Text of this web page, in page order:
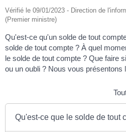
Vérifié le 09/01/2023 - Direction de
(Premier ministre)
Qu'est-ce qu'un solde de tout
solde de tout compte ? À quel
le solde de tout compte ? Que faire
ou un oubli ? Nous vous présentons
Qu'est-ce que le solde de tout